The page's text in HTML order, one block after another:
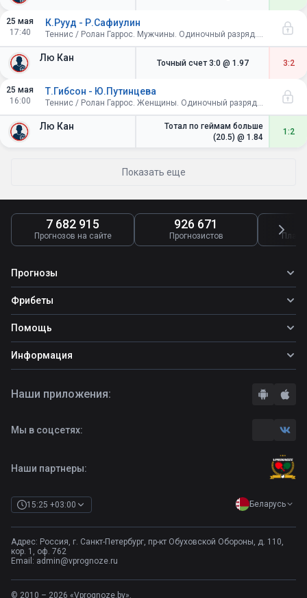
25 мая
17:40
Лю Кан
К.Рууд - Р.Сафиулин
Теннис / Ролан Гаррос. Мужчины. Одиночный разряд. 1/64 финала
Точный счет 3:0 @ 1.97 3:2
25 мая
16:00
Лю Кан
Т.Гибсон - Ю.Путинцева
Теннис / Ролан Гаррос. Женщины. Одиночный разряд. 1/64 финала
Тотал по геймам больше
(20.5) @ 1.84
1:2
Показать еще
7 682 915
Прогнозов на сайте
926 671
Прогнозистов
Прогнозы
Все прогнозы
Топ ставок
Прогнозы на футбол
Фрибеты
Фрибеты
Помощь
Школа ставок
Вопросы и ответы
Информация
Правила
Контакты
Наши партнеры:
15:25 +03:00 Беларусь
Адрес: Россия, г. Санкт-Петербург, пр-кт Обуховской Обороны, д. 110,
кор. 1, оф. 762
Email: admin@vprognoze.ru
Наши приложения:
Мы в соцсетях:
© 2010 – 2026 «Vprognoze.by».